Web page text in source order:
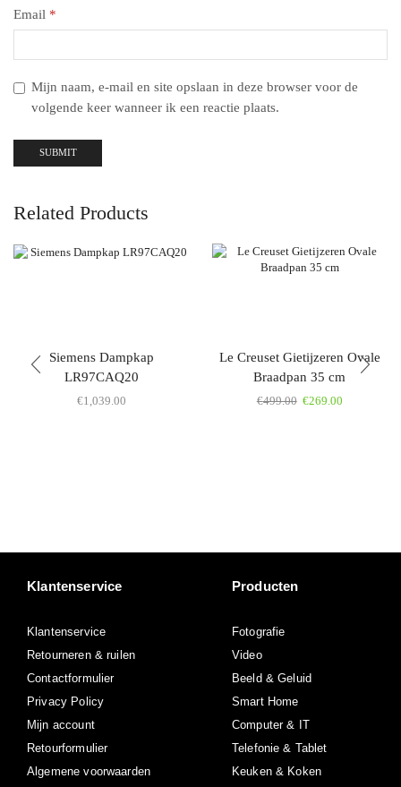
Email *
Mijn naam, e-mail en site opslaan in deze browser voor de
volgende keer wanneer ik een reactie plaats.
Related Products
Siemens Dampkap
LR97CAQ20
€1,039.00
Le Creuset Gietijzeren Ovale
Braadpan 35 cm
€499.00 €269.00
Klantenservice
Klantenservice
Retourneren & ruilen
Contactformulier
Privacy Policy
Mijn account
Retourformulier
Algemene voorwaarden
Producten
Fotografie
Video
Beeld & Geluid
Smart Home
Computer & IT
Telefonie & Tablet
Keuken & Koken